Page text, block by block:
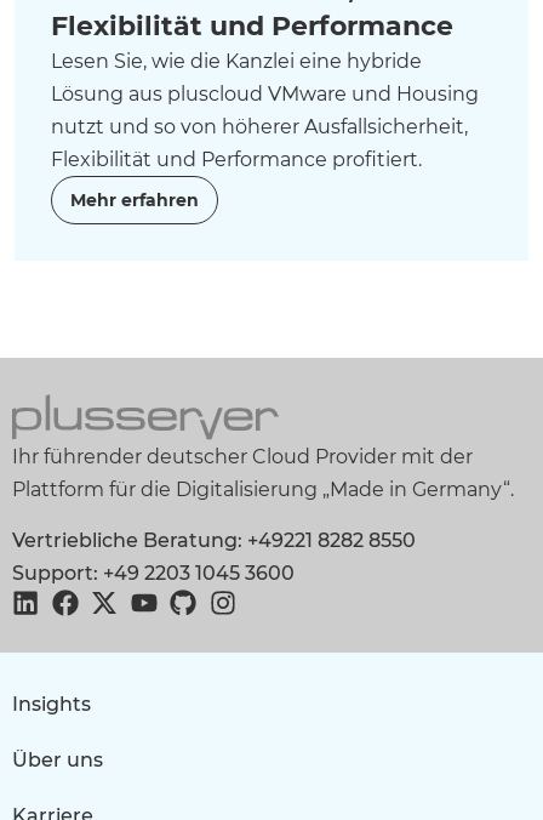
Flexibilität und Performance
Lesen Sie, wie die Kanzlei eine hybride
Lösung aus pluscloud VMware und Housing
nutzt und so von höherer Ausfallsicherheit,
Flexibilität und Performance profitiert.
Mehr erfahren
Ihr führender deutscher Cloud Provider mit der
Plattform für die Digitalisierung „Made in Germany“.
Vertriebliche Beratung: +49221 8282 8550
Support: +49 2203 1045 3600
Insights
Über uns
Karriere